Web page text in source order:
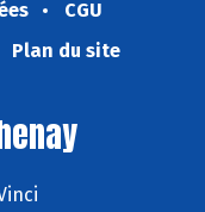
CGU
Plan du site